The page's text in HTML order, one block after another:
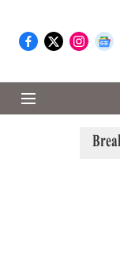
கூட்டத்துக்கு